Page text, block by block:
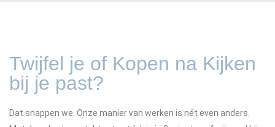
Twijfel je of Kopen na Kijken
bij je past?
Dat snappen we. Onze manier van werken is nét even anders.